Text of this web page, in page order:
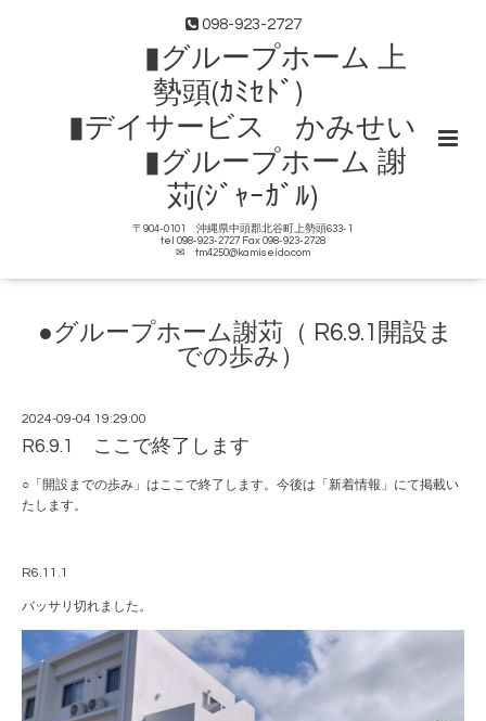
098-923-2727
▮グループホーム 上
勢頭(ｶﾐｾﾄﾞ)
▮デイサービス かみせい
▮グループホーム 謝
苅(ｼﾞｬｰｶﾞﾙ)
〒904-0101 沖縄県中頭郡北谷町上勢頭633-1
tel 098-923-2727 Fax 098-923-2728
✉ tm4250@kamiseido.com
●グループホーム謝苅（ R6.9.1開設ま
での歩み）
2024-09-04 19:29:00
R6.9.1 ここで終了します
○「開設までの歩み」はここで終了します。今後は「新着情報」にて掲載い
たします。
R6.11.1
バッサリ切れました。